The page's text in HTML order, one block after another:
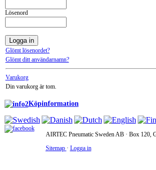
Lösenord
Glömt lösenordet?
Glömt ditt användarnamn?
Varukorg
Din varukorg är tom.
Köpinformation
AIRTEC Pneumatic Sweden AB · Box 120,
Sitemap · Logga in